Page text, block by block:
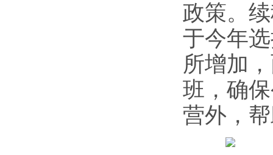
政策。
于今年
所增加
班，确
营外，